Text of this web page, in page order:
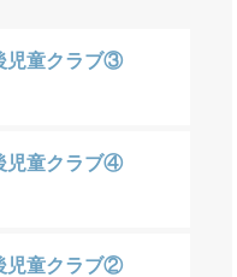
児童クラブ③
児童クラブ④
児童クラブ②